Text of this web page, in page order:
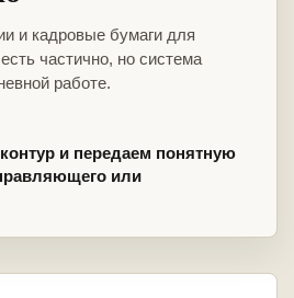
и кадровые бумаги для
частично, но система
работе.
и передаем понятную
или